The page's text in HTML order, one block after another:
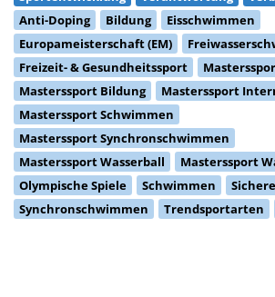
Anti-Doping
Bildung
Eisschwimmen
Europameisterschaft (EM)
Freizeit- & Gesundheitssport
Masterssport Bildung
Masterssport
Masterssport Schwimmen
Masterssport Synchronschwimmen
Masterssport Wasserball
Masterssport
Olympische Spiele
Schwimmen
Synchronschwimmen
Trendsportarten